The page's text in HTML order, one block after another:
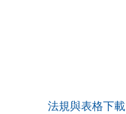
法規與表格下載